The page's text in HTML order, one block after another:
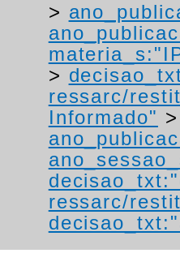
>
>
ressarc/
Informado" >
ressarc/